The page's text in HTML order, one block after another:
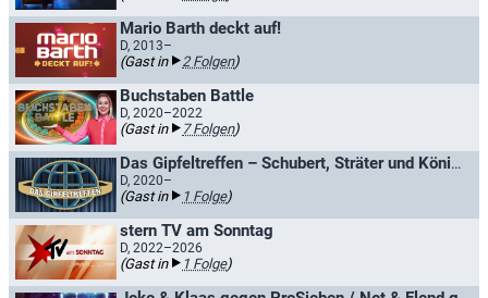
Mario Barth deckt auf!
D, 2013–
(Gast in 2 Folgen)
Buchstaben Battle
D, 2020–2022
(Gast in 7 Folgen)
Das Gipfeltreffen – Schubert, Sträter und König retten die Welt
D, 2020–
(Gast in 1 Folge)
stern TV am Sonntag
D, 2022–2026
(Gast in 1 Folge)